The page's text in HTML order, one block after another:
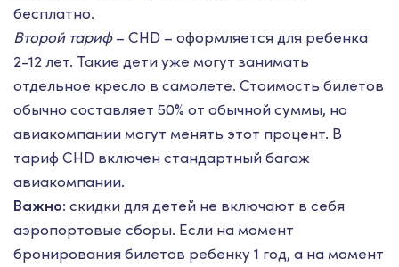
бесплатно.
Второй тариф– CHD – оформляется для ребенка
2-12 лет. Такие дети уже могут занимать
отдельное кресло в самолете. Стоимость билетов
обычно составляет 50% от обычной суммы, но
авиакомпании могут менять этот процент. В
тариф CHD включен стандартный багаж
авиакомпании.
Важно: скидки для детей не включают в себя
аэропортовые сборы. Если на момент
бронирования билетов ребенку 1 год, а на момент